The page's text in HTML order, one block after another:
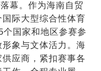
幕。作为海南自贸
际大型综合性体育
国家和地区参赛参
象与文体活力。海
应商，紧扣赛事各